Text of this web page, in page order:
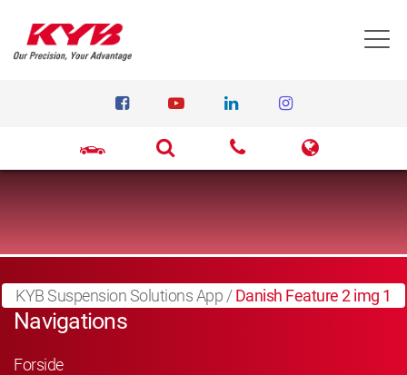
KYB Suspension Solutions App /Danish Feature 2 img 1
Navigations
Forside